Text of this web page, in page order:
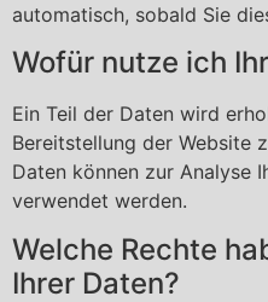
automatisch, sobald Sie
Wofür nutze ich
Ein Teil der Daten wird
Bereitstellung der Website
Daten können zur Analyse
verwendet werden.
Welche Rechte
Ihrer Daten?